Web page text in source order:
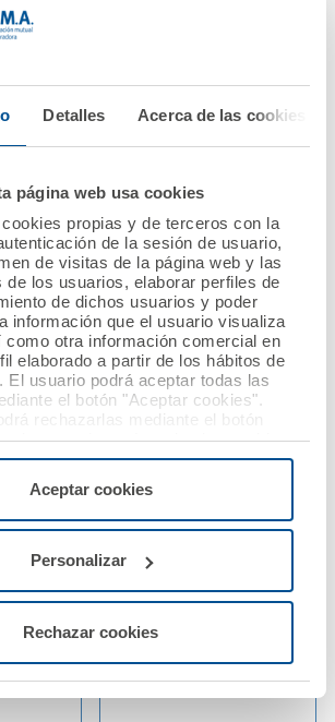
Detalles Acerca de las cookies
página web usa cookies
propias y de terceros con la
de la sesión de usuario,
de visitas de la página web y las
de los usuarios, elaborar perfiles de
de dichos usuarios y poder
información que el usuario visualiza
como otra información comercial en
elaborado a partir de los hábitos de
El usuario podrá aceptar todas las
el botón "Aceptar cookies".
rechazarlas mediante el botón
se rechazarán todas las cookies
para permitir el acceso a los
usando el botón “Personalizar".
Aceptar cookies
Personalizar
Rechazar cookies
EN
póliza colectiva de
Vida con el Colegio de
Optometristas de
Murcia
Ver noticia
03 febrero 2020
Seguro multirriesgo
más completo para
Farmacias y
Sanitarios